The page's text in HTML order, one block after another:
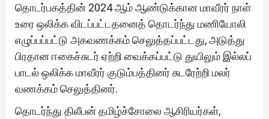
தொடர்பகத்தின் 2024 ஆம் ஆண்டுக்கான மாவீரர் நாள்
உரை ஒலிக்க விடப்பட்டதனைத் தொடர்ந்து மணியோலி
எழுப்பப்பட்டு அகவணக்கம் செலுத்தப்பட்டது, அடுத்து
பிரதான ஈகைச்சுடர் ஏற்றி வைக்கப்பட்டு துயிலும் இல்லப்
பாடல் ஒலிக்க மாவீரர் குடும்பத்தினர் சுடரேற்றி மலர்
வணக்கம் செலுத்தினர்.
தொடர்ந்து திலீபன் தமிழ்ச்சோலை ஆசிரியர்கள்,